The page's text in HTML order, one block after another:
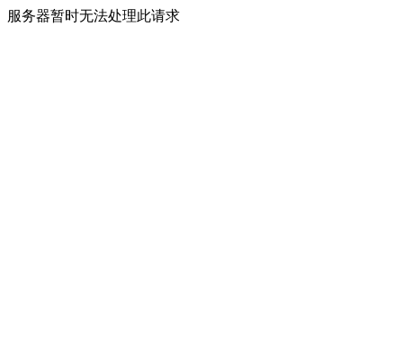
服务器暂时无法处理此请求